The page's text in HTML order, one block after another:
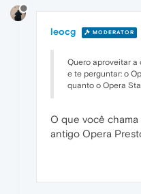
leocg MODERATOR
Quero aproveitar a
e te perguntar: o
quanto o Opera
O que você chama
antigo Opera